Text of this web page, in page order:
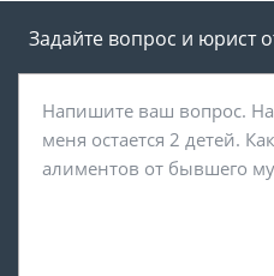
Задайте вопрос и юрист